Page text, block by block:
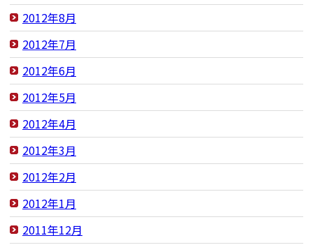
2012年8月
2012年7月
2012年6月
2012年5月
2012年4月
2012年3月
2012年2月
2012年1月
2011年12月